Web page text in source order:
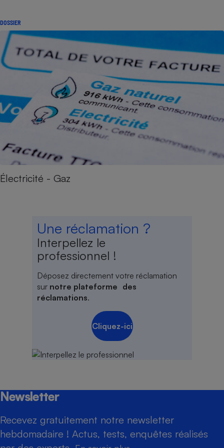
DOSSIER
Électricité - Gaz
Une réclamation ?
Interpellez le
professionnel !
Déposez directement votre réclamation
sur notre plateforme des
réclamations.
Cliquez-ici
Newsletter
Recevez gratuitement notre newsletter
hebdomadaire ! Actus, tests, enquêtes réalisés